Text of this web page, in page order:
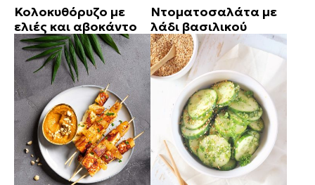
Κολοκυθόρυζο με
ελιές και αβοκάντο
Ντοματοσαλάτα με
λάδι βασιλικού